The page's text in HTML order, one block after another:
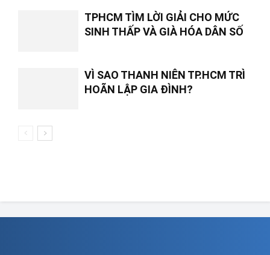
TPHCM TÌM LỜI GIẢI CHO MỨC
SINH THẤP VÀ GIÀ HÓA DÂN SỐ
VÌ SAO THANH NIÊN TP.HCM TRÌ
HOÃN LẬP GIA ĐÌNH?